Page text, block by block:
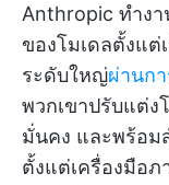
Anthropic ทำง
ของโมเดลตั้งแ
ระดับใหญ่ผ่านก
พวกเขาปรับแต่ง
มั่นคง และพร้อม
ตั้งแต่เครื่องมือ